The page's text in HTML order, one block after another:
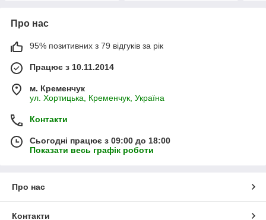
Про нас
95% позитивних з 79 відгуків за рік
Працює з 10.11.2014
м. Кременчук
ул. Хортицька, Кременчук, Україна
Контакти
Сьогодні працює з 09:00 до 18:00
Показати весь графік роботи
Про нас
Контакти